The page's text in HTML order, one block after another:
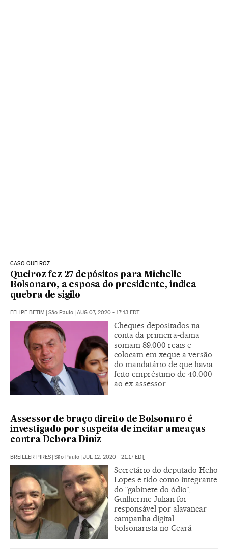
CASO QUEIROZ
Queiroz fez 27 depósitos para Michelle
Bolsonaro, a esposa do presidente, indica
quebra de sigilo
FELIPE BETIM | São Paulo | AUG 07, 2020 - 17:13 EDT
Cheques depositados na
conta da primeira-dama
somam 89.000 reais e
colocam em xeque a versão
do mandatário de que havia
feito empréstimo de 40.000
ao ex-assessor
Assessor de braço direito de Bolsonaro é
investigado por suspeita de incitar ameaças
contra Debora Diniz
BREILLER PIRES | São Paulo | JUL 12, 2020 - 21:17EDT
Secretário do deputado Helio
Lopes e tido como integrante
do “gabinete do ódio”,
Guilherme Julian foi
responsável por alavancar
campanha digital
bolsonarista no Ceará